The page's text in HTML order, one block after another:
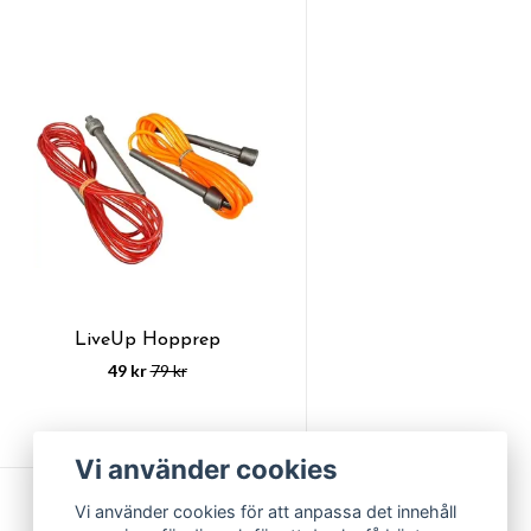
LiveUp Hopprep
49 kr79 kr
Vi använder cookies
Vi använder cookies för att anpassa det innehåll